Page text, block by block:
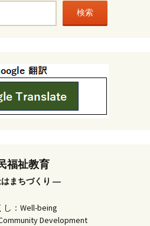
検索
福祉教育
まちづくり ―
：Well-being
Development